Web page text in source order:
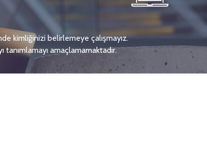
kimliğinizi belirlemeye çalışmayız.
amaçlamamaktadır.